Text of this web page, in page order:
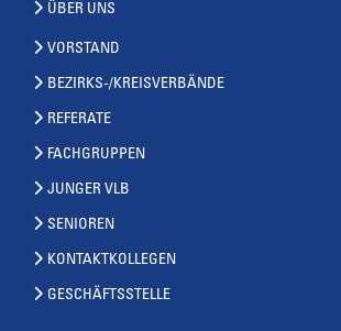
ÜBER UNS
VORSTAND
BEZIRKS-/KREISVERBÄNDE
REFERATE
FACHGRUPPEN
JUNGER VLB
SENIOREN
KONTAKTKOLLEGEN
GESCHÄFTSSTELLE